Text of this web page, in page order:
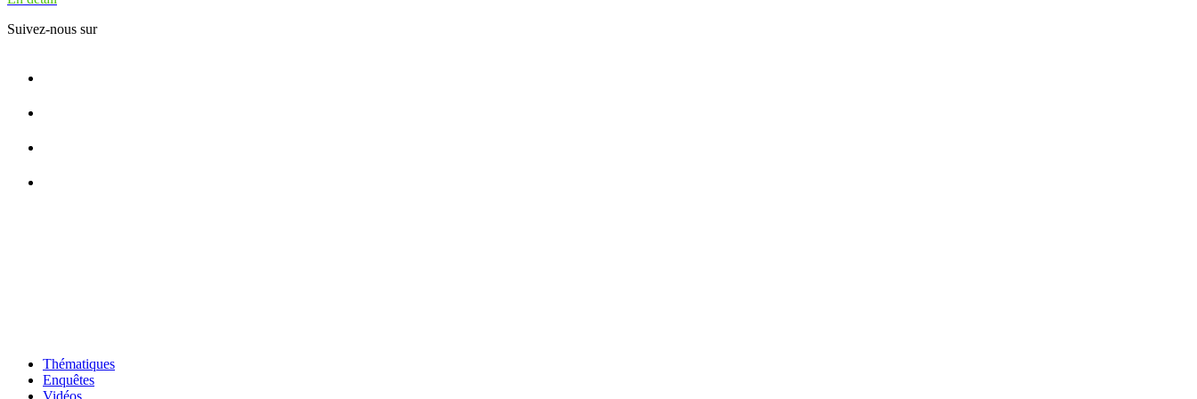
Suivez-nous sur
Thématiques
Enquêtes
Vidéos